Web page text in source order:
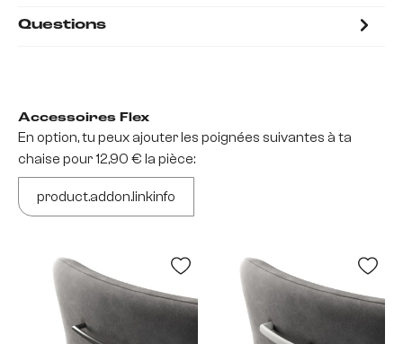
Questions
Accessoires Flex
En option, tu peux ajouter les poignées suivantes à ta
chaise pour 12,90 € la pièce:
product.addon.linkinfo